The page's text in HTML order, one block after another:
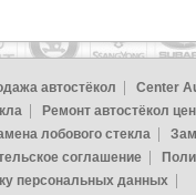
автостёкол
Center
Ремонт автостёкол
лобового стекла
соглашение
персональных данных